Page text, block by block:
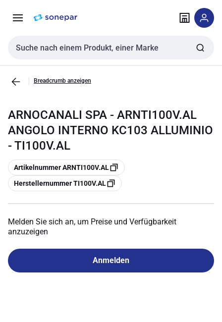
NavigationInhalt
Sucheingabe
Breadcrumb anzeigen
ARNOCANALI SPA - ARNTI100V.AL
ANGOLO INTERNO KC103 ALLUMINIO
- TI100V.AL
Kopieren
Artikelnummer ARNTI100V.AL
Kopieren
Herstellernummer TI100V.AL
Melden Sie sich an, um Preise und Verfügbarkeit
anzuzeigen
Anmelden